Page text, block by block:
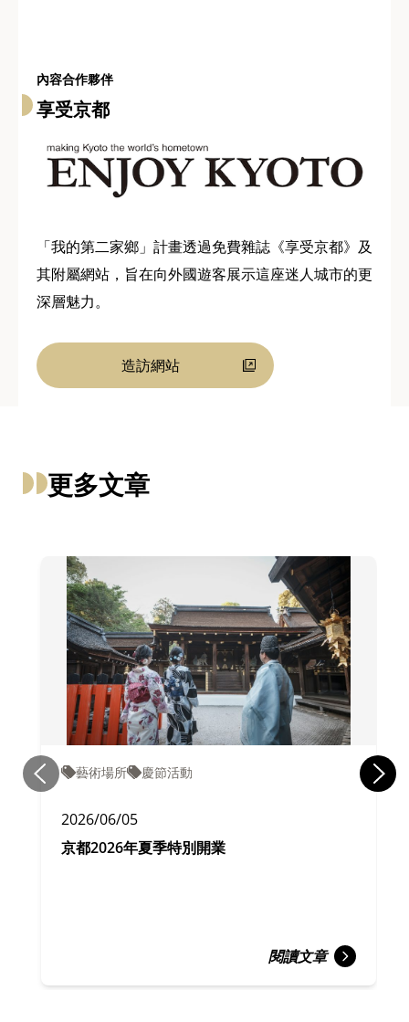
內容合作夥伴
享受京都
「我的第二家鄉」計畫透過免費雜誌《享受京都》及
其附屬網站，旨在向外國遊客展示這座迷人城市的更
深層魅力。
造訪網站
更多文章
藝術場所 慶節活動
2026/06/05
京都2026年夏季特別開業
閱讀文章